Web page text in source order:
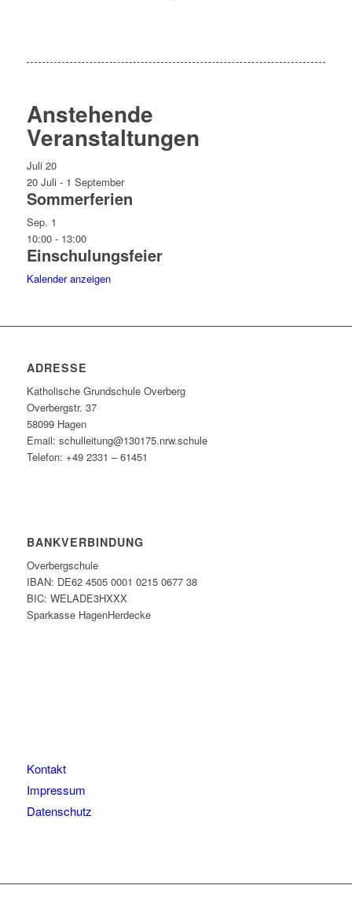
Anstehende
Veranstaltungen
Juli 20
20 Juli - 1 September
Sommerferien
Sep. 1
10:00- 13:00
Einschulungsfeier
Kalender anzeigen
ADRESSE
Katholische Grundschule Overberg
Overbergstr. 37
58099 Hagen
Email: schulleitung@130175.nrw.schule
Telefon: +49 2331 – 61451
BANKVERBINDUNG
Overbergschule
IBAN: DE62 4505 0001 0215 0677 38
BIC: WELADE3HXXX
Sparkasse HagenHerdecke
Kontakt
Impressum
Datenschutz